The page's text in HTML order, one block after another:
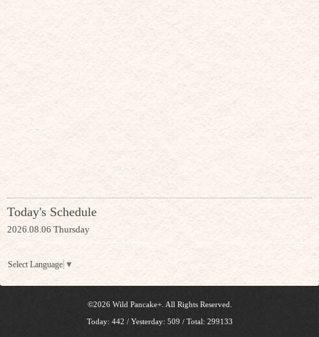
Today's Schedule
2026.08.06 Thursday
Select Language ▼
©2026 Wild Pancake+. All Rights Reserved.
Today: 442 / Yesterday: 509 / Total: 299133